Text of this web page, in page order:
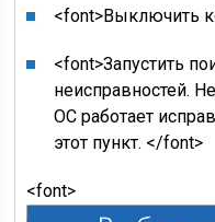
<font>Выключить
<font>Запустить
неисправностей.
ОС работает
этот пункт. </font>
<font>